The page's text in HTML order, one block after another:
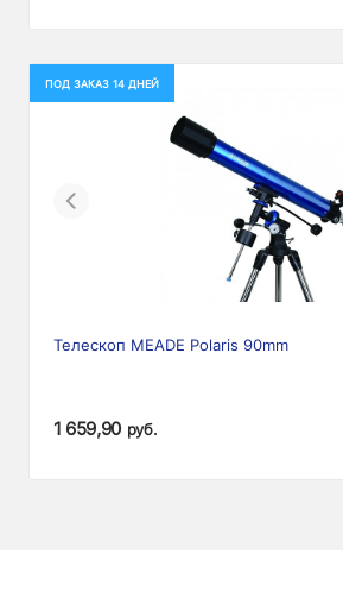
ПОД ЗАКАЗ 14 ДНЕЙ
Previous
Телескоп MEADE Polaris 90mm
1 659,90 руб.